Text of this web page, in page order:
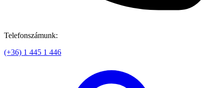
Telefonszámunk:
(+36) 1 445 1 446